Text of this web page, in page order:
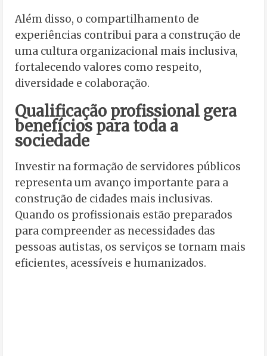
Além disso, o compartilhamento de
experiências contribui para a construção de
uma cultura organizacional mais inclusiva,
fortalecendo valores como respeito,
diversidade e colaboração.
Qualificação profissional gera
benefícios para toda a
sociedade
Investir na formação de servidores públicos
representa um avanço importante para a
construção de cidades mais inclusivas.
Quando os profissionais estão preparados
para compreender as necessidades das
pessoas autistas, os serviços se tornam mais
eficientes, acessíveis e humanizados.